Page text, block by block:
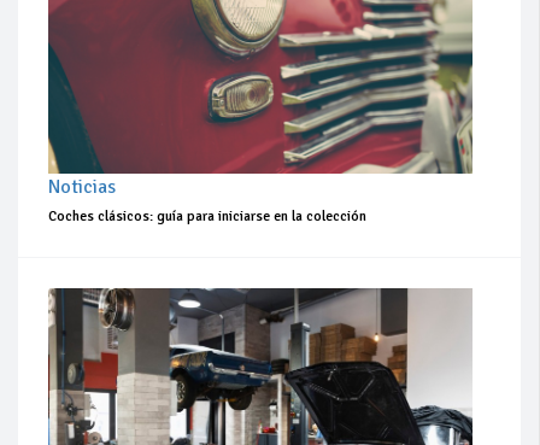
Noticias
Coches clásicos: guía para iniciarse en la colección